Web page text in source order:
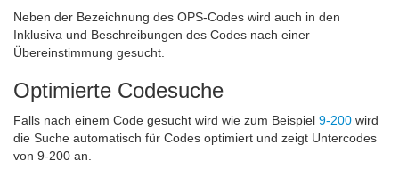
Neben der Bezeichnung des OPS-Codes wird auch in den
Inklusiva und Beschreibungen des Codes nach einer
Übereinstimmung gesucht.
Optimierte Codesuche
Falls nach einem Code gesucht wird wie zum Beispiel 9‑200 wird
die Suche automatisch für Codes optimiert und zeigt Untercodes
von 9‑200 an.